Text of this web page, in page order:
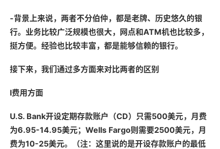
-背景上来说，两者不分伯仲，都是老牌、历史悠久的银
行。业务比较广泛规模也很大，网点和ATM机也比较多，
挺方便。经验也比较丰富，都是能够信赖的银行。
接下来，我们通过多方面来对比两者的区别
l费用方面
U.S. Bank开设定期存款账户（CD）只需500美元，月费
为6.95-14.95美元；Wells Fargo则需要2500美元，月
费为10-25美元。（注：这里说的是开设存款账户的最低